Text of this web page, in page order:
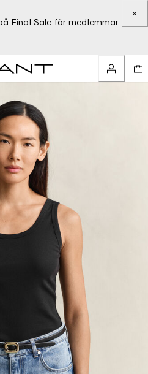
Final Sale för medlemmar